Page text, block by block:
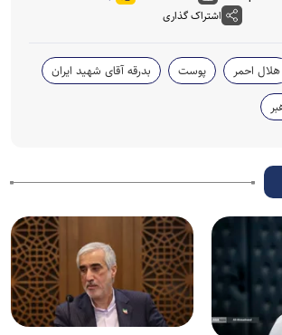
اشتراک گذاری
هلال احمر پوست
بدرقه آقای شهید ایران